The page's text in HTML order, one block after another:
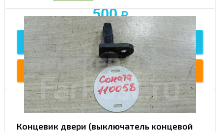
500
Подробнее
Купить
Концевик двери (выключатель концевой